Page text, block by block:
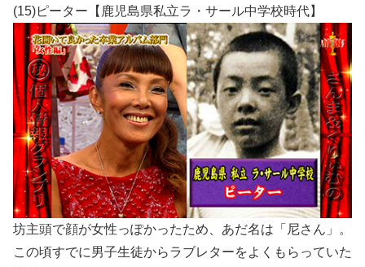
(15)ピーター【鹿児島県私立ラ・サール中学校時代】
坊主頭で顔が女性っぽかったため、あだ名は「尼さん」。
この頃すでに男子生徒からラブレターをよくもらっていた